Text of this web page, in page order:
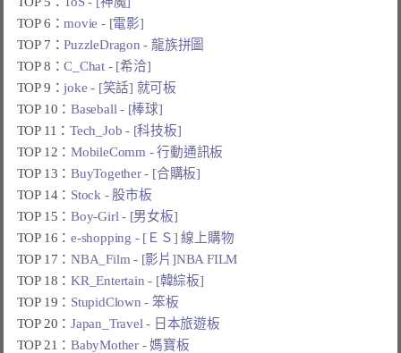
TOP 6：movie - [電影]
TOP 7：PuzzleDragon - 龍族拼圖
TOP 8：C_Chat - [希洽]
TOP 9：joke - [笑話] 就可板
TOP 10：Baseball - [棒球]
TOP 11：Tech_Job - [科技板]
TOP 12：MobileComm - 行動通訊板
TOP 13：BuyTogether - [合購板]
TOP 14： Stock - 股市板
TOP 15：Boy-Girl - [男女板]
TOP 16：e-shopping - [ＥＳ] 線上購物
TOP 17：NBA_Film - [影片]NBA FILM
TOP 18：KR_Entertain - [韓綜板]
TOP 19： StupidClown - 笨板
TOP 20：Japan_Travel - 日本旅遊板
TOP 21：BabyMother - 媽寶板